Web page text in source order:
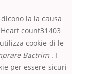
la la causa
count31403
cookie di le
Bactrim . I
per essere sicuri